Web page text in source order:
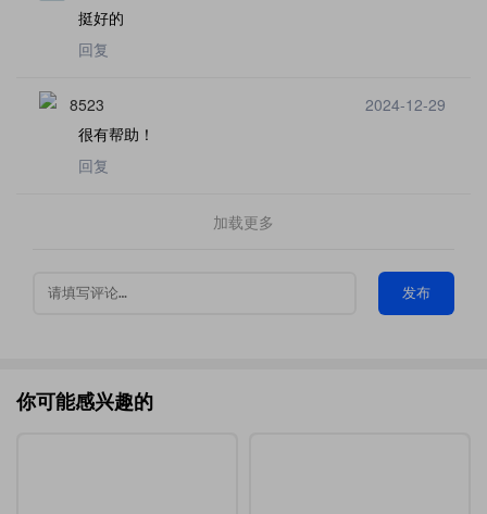
挺好的
回复
8523
2024-12-29
很有帮助！
回复
加载更多
发布
你可能感兴趣的